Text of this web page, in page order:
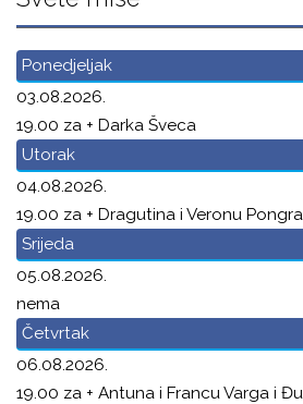
Ponedjeljak
03.08.2026.
19.00 za + Darka Šveca
Utorak
04.08.2026.
19.00 za + Dragutina i Veronu
Srijeda
05.08.2026.
nema
Četvrtak
06.08.2026.
19.00 za + Antuna i Francu Varga i